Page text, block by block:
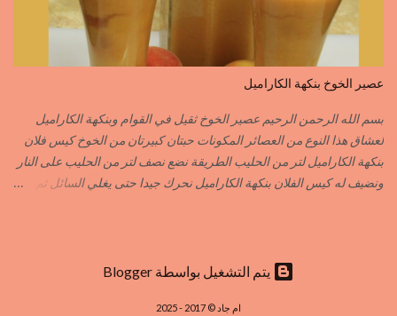
عصير الخوخ بنكهة الكاراميل
بسم الله الرحمن الرحيم عصير الخوخ ثقيل في القوام وبنكهة الكاراميل
لعشاق هذا النوع من العصائر المكونات حبتان كبيرتان من الخوخ كيس فلان
بنكهة الكاراميل لتر من الحليب الطريقة نضع نصف لتر من الحليب على النار
ونضيف له كيس الفلان بنكهة الكاراميل نحرك جيدا حتى يغلي السائل ثم
التحلية فاختيارية حسب الذوق يمكنك إضافة القليل من المكسرات
‏يتم التشغيل بواسطة Blogger
ام جاد © 2017 - 2025